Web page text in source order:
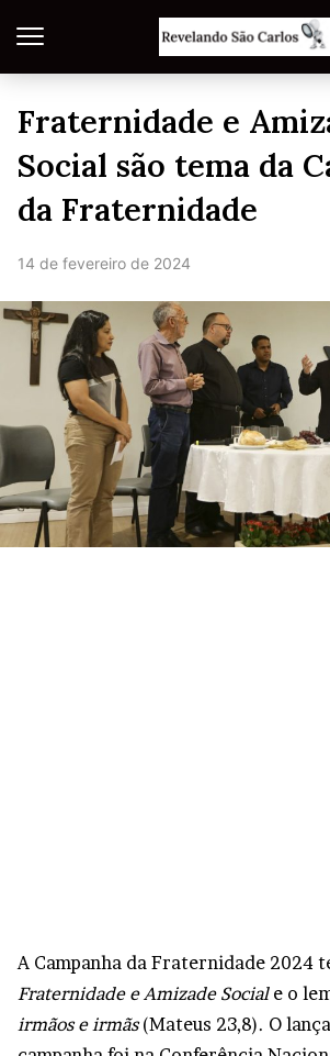
Fraternidade e
Social são tema da
da Fraternidade
14 de fevereiro de 2024
A Campanha da Fraternidade 2024
Fraternidade e Amizade Sociale o
irmãos e irmãs(Mateus 23,8). O